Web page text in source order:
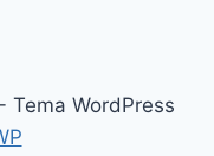
WordPress